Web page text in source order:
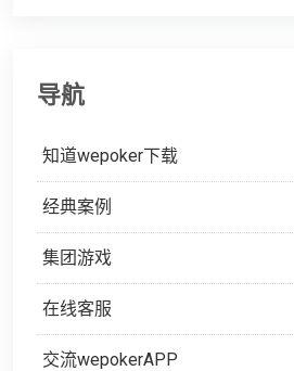
导航
知道wepoker下载
经典案例
集团游戏
在线客服
交流wepokerAPP